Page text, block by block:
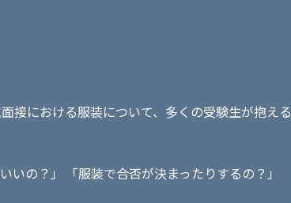
接における服装について、多くの受験生が抱える
いの？」 「服装で合否が決まったりするの？」